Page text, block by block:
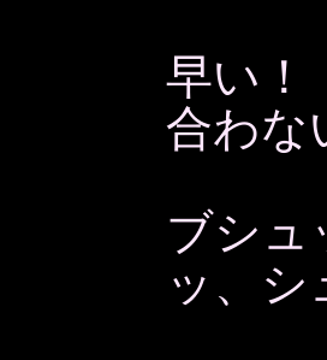
早い
合わな
ブシュ
ッ、シ